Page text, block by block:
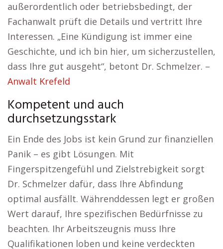
außerordentlich oder betriebsbedingt, der
Fachanwalt prüft die Details und vertritt Ihre
Interessen. „Eine Kündigung ist immer eine
Geschichte, und ich bin hier, um sicherzustellen,
dass Ihre gut ausgeht“, betont Dr. Schmelzer. –
Anwalt Krefeld
Kompetent und auch
durchsetzungsstark
Ein Ende des Jobs ist kein Grund zur finanziellen
Panik – es gibt Lösungen. Mit
Fingerspitzengefühl und Zielstrebigkeit sorgt
Dr. Schmelzer dafür, dass Ihre Abfindung
optimal ausfällt. Währenddessen legt er großen
Wert darauf, Ihre spezifischen Bedürfnisse zu
beachten. Ihr Arbeitszeugnis muss Ihre
Qualifikationen loben und keine verdeckten